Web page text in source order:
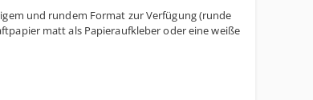
und rundem Format zur Verfügung (runde
matt als Papieraufkleber oder eine weiße